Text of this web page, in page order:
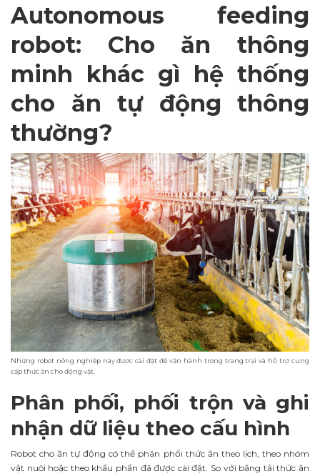
Autonomous feeding
robot: Cho ăn thông
minh khác gì hệ thống
cho ăn tự động thông
thường?
Những robot nông nghiệp này được cài đặt để vận hành trong trang trại và hỗ trợ cung
cấp thức ăn cho động vật.
Phân phối, phối trộn và ghi
nhận dữ liệu theo cấu hình
Robot cho ăn tự động có thể phân phối thức ăn theo lịch, theo nhóm
vật nuôi hoặc theo khẩu phần đã được cài đặt. So với băng tải thức ăn